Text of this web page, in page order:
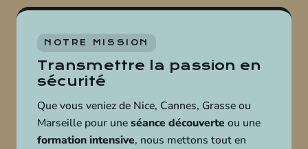
NOTRE MISSION
Transmettre la passion en
sécurité
Que vous veniez de Nice, Cannes, Grasse ou
Marseille pour uneséance découverte ou une
formation intensive, nous mettons tout en